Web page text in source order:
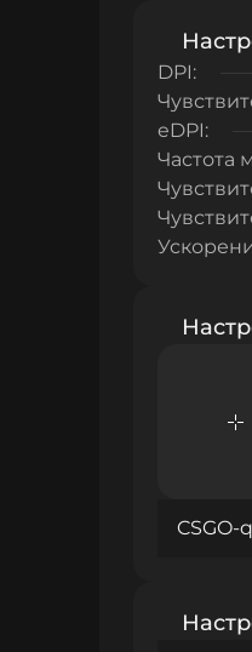
DPI:
eDPI:
Частота
CSGO-